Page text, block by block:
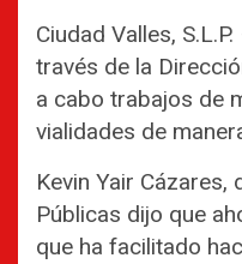
Ciudad Valles,
través de la
a cabo trabajos de
vialidades de
Kevin Yair Cázares,
Públicas dijo que
que ha facilitado